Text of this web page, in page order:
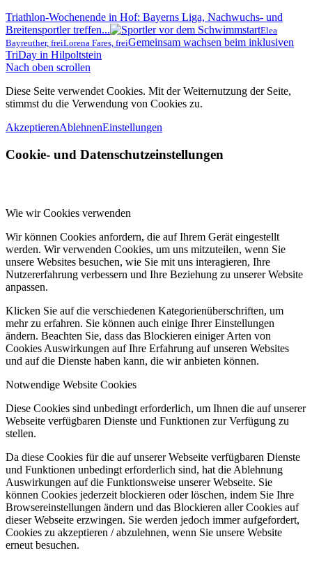
Triathlon-Wochenende in Hof: Bayerns Liga, Nachwuchs- und
Breitensportler treffen...
Elea
Bayreuther, freiLorena Fares, freiGemeinsam wachsen beim inklusiven
TriDay in Hilpoltstein
Nach oben scrollen
Diese Seite verwendet Cookies. Mit der Weiternutzung der Seite,
stimmst du die Verwendung von Cookies zu.
AkzeptierenAblehnenEinstellungen
Cookie- und Datenschutzeinstellungen
Wie wir Cookies verwenden
Wir können Cookies anfordern, die auf Ihrem Gerät eingestellt
werden. Wir verwenden Cookies, um uns mitzuteilen, wenn Sie
unsere Websites besuchen, wie Sie mit uns interagieren, Ihre
Nutzererfahrung verbessern und Ihre Beziehung zu unserer Website
anpassen.
Klicken Sie auf die verschiedenen Kategorienüberschriften, um
mehr zu erfahren. Sie können auch einige Ihrer Einstellungen
ändern. Beachten Sie, dass das Blockieren einiger Arten von
Cookies Auswirkungen auf Ihre Erfahrung auf unseren Websites
und auf die Dienste haben kann, die wir anbieten können.
Notwendige Website Cookies
Diese Cookies sind unbedingt erforderlich, um Ihnen die auf unserer
Webseite verfügbaren Dienste und Funktionen zur Verfügung zu
stellen.
Da diese Cookies für die auf unserer Webseite verfügbaren Dienste
und Funktionen unbedingt erforderlich sind, hat die Ablehnung
Auswirkungen auf die Funktionsweise unserer Webseite. Sie
können Cookies jederzeit blockieren oder löschen, indem Sie Ihre
Browsereinstellungen ändern und das Blockieren aller Cookies auf
dieser Webseite erzwingen. Sie werden jedoch immer aufgefordert,
Cookies zu akzeptieren / abzulehnen, wenn Sie unsere Website
erneut besuchen.